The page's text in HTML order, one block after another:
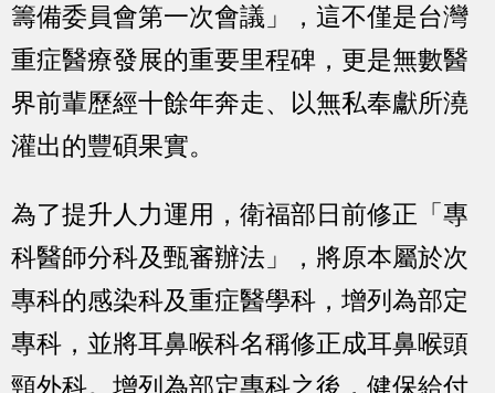
籌備委員會第一次會議」，這不僅是台灣
重症醫療發展的重要里程碑，更是無數醫
界前輩歷經十餘年奔走、以無私奉獻所澆
灌出的豐碩果實。
為了提升人力運用，衛福部日前修正「專
科醫師分科及甄審辦法」，將原本屬於次
專科的感染科及重症醫學科，增列為部定
專科，並將耳鼻喉科名稱修正成耳鼻喉頭
頸外科。增列為部定專科之後，健保給付